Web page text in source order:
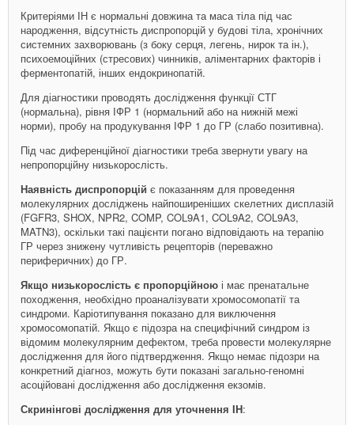
Критеріями ІН є нормальні довжина та маса тіла під час
народження, відсутність диспропорцій у будові тіла, хронічних
системних захворювань (з боку серця, легень, нирок та ін.),
психоемоційних (стресових) чинників, аліментарних факторів і
ферментопатій, інших ендокринопатій.
Для діагностики проводять дослідження функції СТГ
(нормальна), рівня ІФР 1 (нормальний або на нижній межі
норми), пробу на продукування ІФР 1 до ГР (слабо позитивна).
Під час диференційної діагностики треба звернути увагу на
непропорційну низькорослість.
Наявність диспропорцій є показанням для проведення
молекулярних досліджень найпоширеніших скелетних дисплазій
(FGFR3, SHOX, NPR2, COMP, COL9A1, COL9A2, COL9A3,
MATN3), оскільки такі пацієнти погано відповідають на терапію
ГР через знижену чутливість рецепторів (переважно
периферичних) до ГР.
Якщо низькорослість є пропорційною і має пренатальне
походження, необхідно проаналізувати хромосомопатії та
синдроми. Каріотипування показано для виключення
хромосомопатій. Якщо є підозра на специфічний синдром із
відомим молекулярним дефектом, треба провести молекулярне
дослідження для його підтвердження. Якщо немає підозри на
конкретний діагноз, можуть бути показані загально-геномні
асоційовані дослідження або дослідження екзомів.
Скринінгові дослідження для уточнення IH: